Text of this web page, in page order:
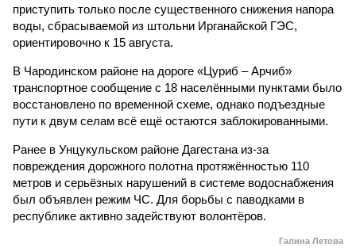
приступить только после существенного снижения напора
воды, сбрасываемой из штольни Ирганайской ГЭС,
ориентировочно к 15 августа.
В Чародинском районе на дороге «Цуриб – Арчиб»
транспортное сообщение с 18 населёнными пунктами было
восстановлено по временной схеме, однако подъездные
пути к двум селам всё ещё остаются заблокированными.
Ранее в Унцукульском районе Дагестана из-за
повреждения дорожного полотна протяжённостью 110
метров и серьёзных нарушений в системе водоснабжения
был объявлен режим ЧС. Для борьбы с паводками в
республике активно задействуют волонтёров.
Галина Летова